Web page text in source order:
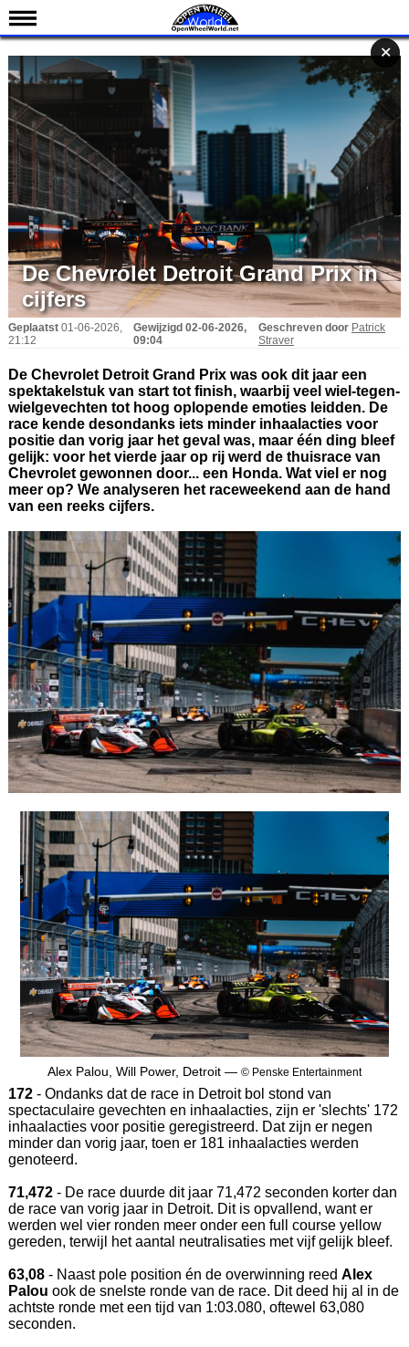
Nieuws
Kalender
Uitslagen
Standen
Coureurs
Teams
IndyCar 101
Indy 500
English
De Chevrolet Detroit Grand Prix in
cijfers
Geplaatst 01-06-2026,
21:12
Gewijzigd 02-06-2026,
09:04
Geschreven door Patrick
Straver
De Chevrolet Detroit Grand Prix was ook dit jaar een
spektakelstuk van start tot finish, waarbij veel wiel-tegen-
wielgevechten tot hoog oplopende emoties leidden. De
race kende desondanks iets minder inhaalacties voor
positie dan vorig jaar het geval was, maar één ding bleef
gelijk: voor het vierde jaar op rij werd de thuisrace van
Chevrolet gewonnen door... een Honda. Wat viel er nog
meer op? We analyseren het raceweekend aan de hand
van een reeks cijfers.
✕
Alex Palou, Will Power, Detroit — © Penske Entertainment
172- Ondanks dat de race in Detroit bol stond van
spectaculaire gevechten en inhaalacties, zijn er 'slechts' 172
inhaalacties voor positie geregistreerd. Dat zijn er negen
minder dan vorig jaar, toen er 181 inhaalacties werden
genoteerd.
71,472- De race duurde dit jaar 71,472 seconden korter dan
de race van vorig jaar in Detroit. Dit is opvallend, want er
werden wel vier ronden meer onder een full course yellow
gereden, terwijl het aantal neutralisaties met vijf gelijk bleef.
63,08- Naast pole position én de overwinning reed Alex
Palou ook de snelste ronde van de race. Dit deed hij al in de
achtste ronde met een tijd van 1:03.080, oftewel 63,080
seconden.
✕
✕